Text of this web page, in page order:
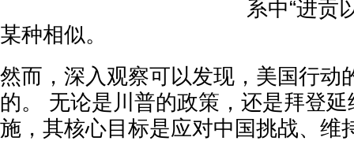
系中“进贡
某种相似。
然而，深入观察可以发现，美国行动
的。 无论是川普的政策，还是拜登
施，其核心目标是应对中国挑战、维